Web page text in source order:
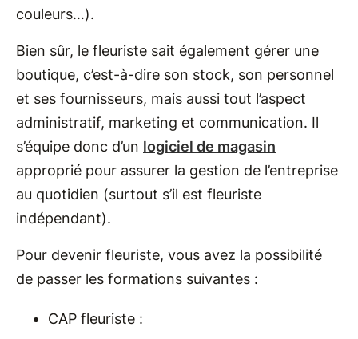
couleurs…).
Bien sûr, le fleuriste sait également gérer une
boutique, c’est-à-dire son stock, son personnel
et ses fournisseurs, mais aussi tout l’aspect
administratif, marketing et communication. Il
s’équipe donc d’un logiciel de magasin
approprié pour assurer la gestion de l’entreprise
au quotidien (surtout s’il est fleuriste
indépendant).
Pour devenir fleuriste, vous avez la possibilité
de passer les formations suivantes :
CAP fleuriste :